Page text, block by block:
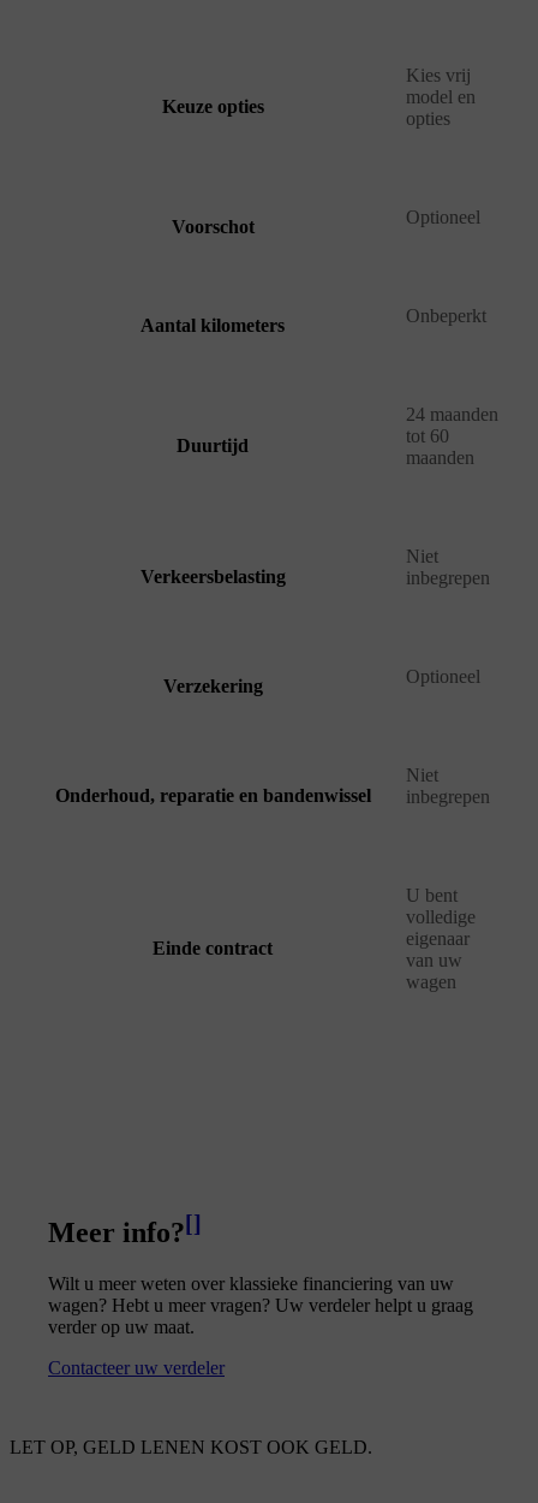
Keuze opties
Kies vrij
model en
opties
Voorschot Optioneel
Aantal kilometers Onbeperkt
Duurtijd
24 maanden
tot 60
maanden
Verkeersbelasting
Niet
inbegrepen
Verzekering Optioneel
Onderhoud, reparatie en bandenwissel
Niet
inbegrepen
Einde contract
U bent
volledige
eigenaar
van uw
wagen
Meer info?[]
Wilt u meer weten over klassieke financiering van uw
wagen? Hebt u meer vragen? Uw verdeler helpt u graag
verder op uw maat.
Contacteer uw verdeler
LET OP, GELD LENEN KOST OOK GELD.